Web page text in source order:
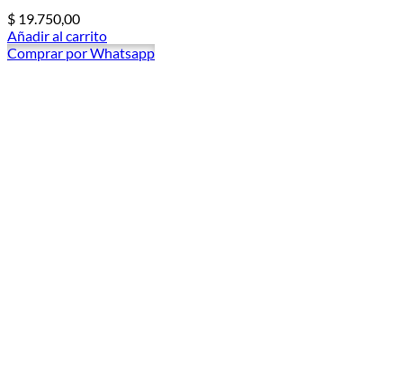
$ 19.750,00
Añadir al carrito
Comprar por Whatsapp